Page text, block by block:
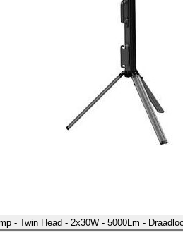
- Twin Head - 2x30W - 5000Lm -